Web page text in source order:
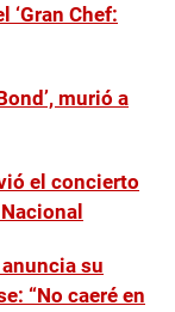
‘Gran Chef:
murió a
el concierto
su
“No caeré en